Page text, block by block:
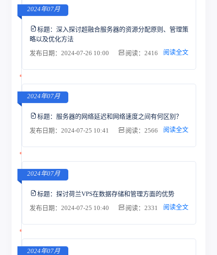
2024年07月
标题： 深入探讨超融合服务器的资源分配原则、管理策
略以及优化方法
发布日期：2024-07-26 10:00
阅读：2416 阅读全文
2024年07月
标题： 服务器的网络延迟和网络速度之间有何区别？
发布日期：2024-07-25 10:41
阅读：2566 阅读全文
2024年07月
标题： 探讨荷兰VPS在数据存储和管理方面的优势
发布日期：2024-07-25 10:40
阅读：2331 阅读全文
2024年07月